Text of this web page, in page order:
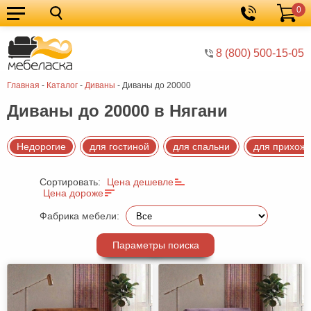
8 (800) 500-15-05
Корзина
0
Главная - Каталог - Диваны - Диваны до 20000
Кухонные
гарнитуры
Мебель
для
кухни
Мебель
для
спальни
Кровати
Шкафы
Диваны
мебель
Детская
мебель
Мебель
гостиную
для
прихожей
Столы
Комоды
Диваны до 20000 в Нягани
Недорогие для гостиной для спальни для
Сортировать:
Цена дешевле
Цена дороже
Фабрика мебели:
Параметры поиска